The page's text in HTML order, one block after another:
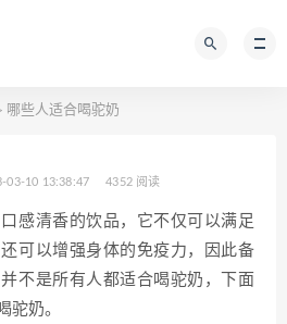
哪些人适合喝驼奶
03-10 13:38:47 4352 阅读
感清香的饮品，它不仅可以满足
可以增强身体的免疫力，因此备
不是所有人都适合喝驼奶，下面
驼奶。